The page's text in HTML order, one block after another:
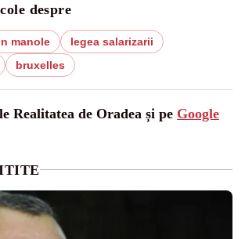
despre
manole
legea salarizarii
bruxelles
Realitatea de Oradea și pe Google